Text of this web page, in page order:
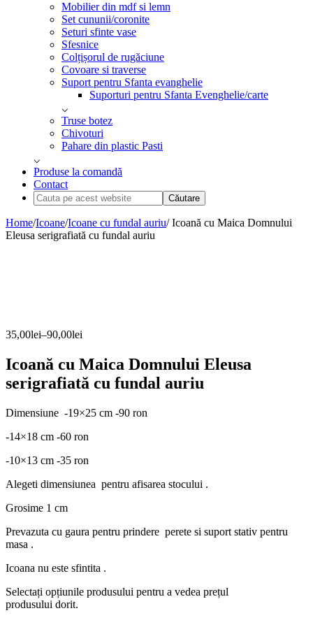
Mobilier din mdf si lemn
Set cununii/coronite
Seturi sfinte vase
Sfesnice
Colțișorul de rugăciune
Covoare si traverse
Suport pentru Sfanta evanghelie
Suporturi pentru Sfanta Evenghelie/carte
Truse botez
Chivoturi
Pahare din plastic Pasti
Produse la comandă
Contact
Cauta
pe
acest
website
Home/Icoane/Icoane cu fundal auriu/ Icoană cu Maica Domnului
Eleusa serigrafiată cu fundal auriu
35,00lei–90,00lei
Icoană cu Maica Domnului Eleusa
serigrafiată cu fundal auriu
Dimensiune -19×25 cm -90 ron
-14×18 cm -60 ron
-10×13 cm -35 ron
Alegeti dimensiunea pentru afisarea stocului .
Grosime 1 cm
Prevazuta cu gaura pentru prindere perete si suport stativ pentru
masa .
Icoana nu este sfintita .